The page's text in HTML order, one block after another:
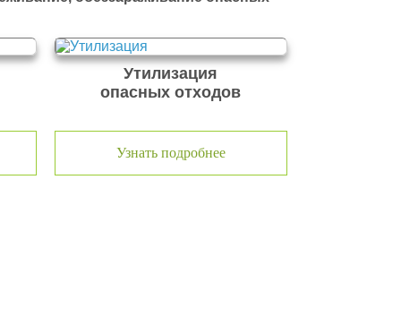
Утилизация
опасных отходов
Узнать подробнее